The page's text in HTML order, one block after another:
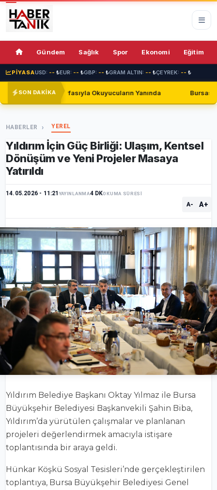
Gündem Sağlık Spor Ekonomi Eğitim
PİYASAUSD: -- ₺EUR: -- ₺GBP: -- ₺GRAM ALTIN: -- ₺ÇEYREK: -- ₺
SON DAKİKA
Okuyucuların Yanında Bursaspor, Shakhtar Donetsk
74%
HABERLER YEREL
Yıldırım İçin Güç Birliği: Ulaşım, Kentsel
Dönüşüm ve Yeni Projeler Masaya
Yatırıldı
14.05.2026 - 11:21YAYINLANMA4 DKOKUMA SÜRESİ
A- A+
Yıldırım Belediye Başkanı Oktay Yılmaz ile Bursa
Büyükşehir Belediyesi Başkanvekili Şahin Biba,
Yıldırım’da yürütülen çalışmalar ve planlanan
projeleri değerlendirmek amacıyla istişare
toplantısında bir araya geldi.
Hünkar Köşkü Sosyal Tesisleri’nde gerçekleştirilen
toplantıya, Bursa Büyükşehir Belediyesi Genel